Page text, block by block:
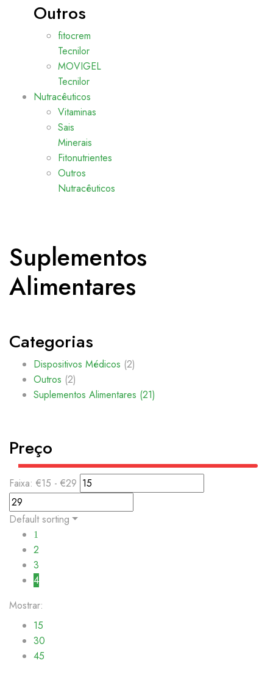
Outros
fitocrem
Tecnilor
MOVIGEL
Tecnilor
Nutracêuticos
Vitaminas
Sais
Minerais
Fitonutrientes
Outros
Nutracêuticos
Suplementos
Alimentares
Categorias
Dispositivos Médicos (2)
Outros (2)
Suplementos Alimentares (21)
Preço
Faixa: €15 - €29
Default sorting
1
2
3
4
Mostrar:
15
30
45